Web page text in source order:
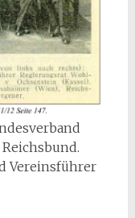
Vereinsführer